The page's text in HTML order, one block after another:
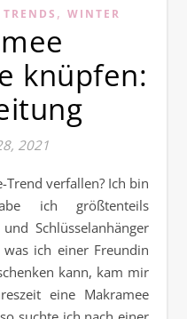
, WINTER
knüpfen:
2021
ich größtenteils
Schlüsselanhänger
ich einer Freundin
kann, kam mir
eine Makramee